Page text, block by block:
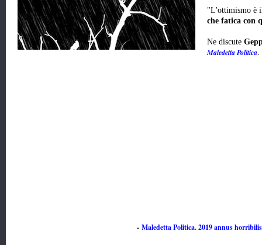
"L'ottimismo è
che fatica con
Ne discute
Maledetta Politica.
- Maledetta Politica. 2019 annus